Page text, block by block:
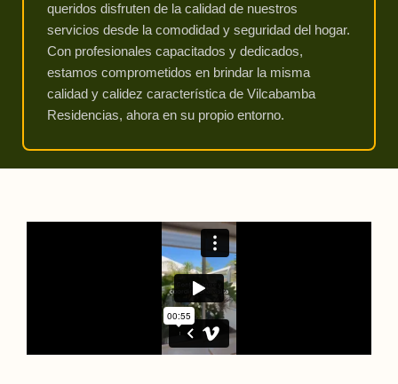
queridos disfruten de la calidad de nuestros
servicios desde la comodidad y seguridad del hogar.
Con profesionales capacitados y dedicados,
estamos comprometidos en brindar la misma
calidad y calidez característica de Vilcabamba
Residencias, ahora en su propio entorno.